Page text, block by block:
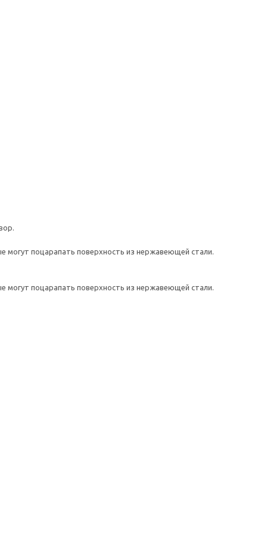
поцарапать поверхность из нержавеющей стали.
поцарапать поверхность из нержавеющей стали.